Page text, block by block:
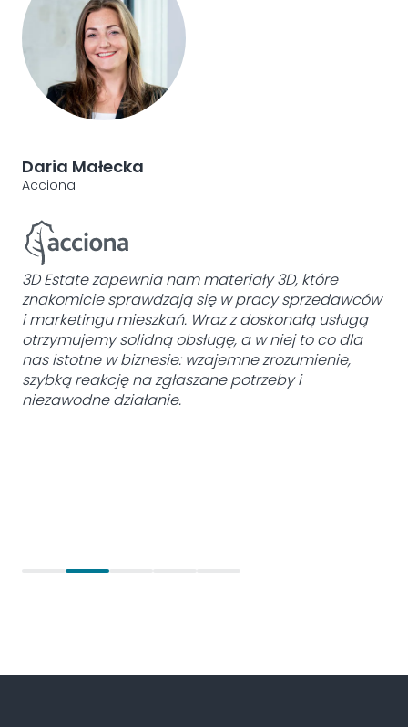
Daria Małecka
Acciona
3D Estate zapewnia nam materiały 3D, które
znakomicie sprawdzają się w pracy sprzedawców
i marketingu mieszkań. Wraz z doskonałą usługą
otrzymujemy solidną obsługę, a w niej to co dla
nas istotne w biznesie: wzajemne zrozumienie,
szybką reakcję na zgłaszane potrzeby i
niezawodne działanie.